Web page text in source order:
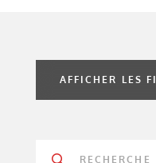
AFFICHER LES